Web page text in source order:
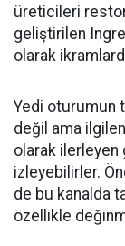
üreticileri
geliştirilen
olarak
Yedi oturumun
değil ama
olarak ilerleyen
izleyebilirler.
de bu kanalda
özellikle